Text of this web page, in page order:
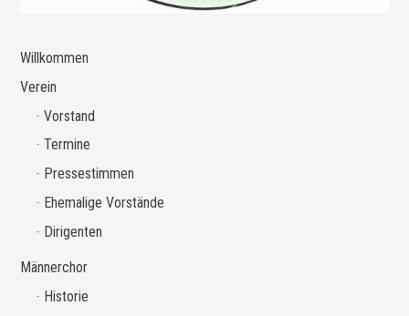
Willkommen
Verein
Vorstand
Termine
Pressestimmen
Ehemalige Vorstände
Dirigenten
Männerchor
Historie